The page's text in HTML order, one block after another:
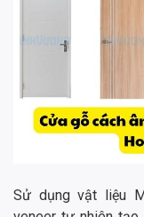
Sử dụng vật liệu